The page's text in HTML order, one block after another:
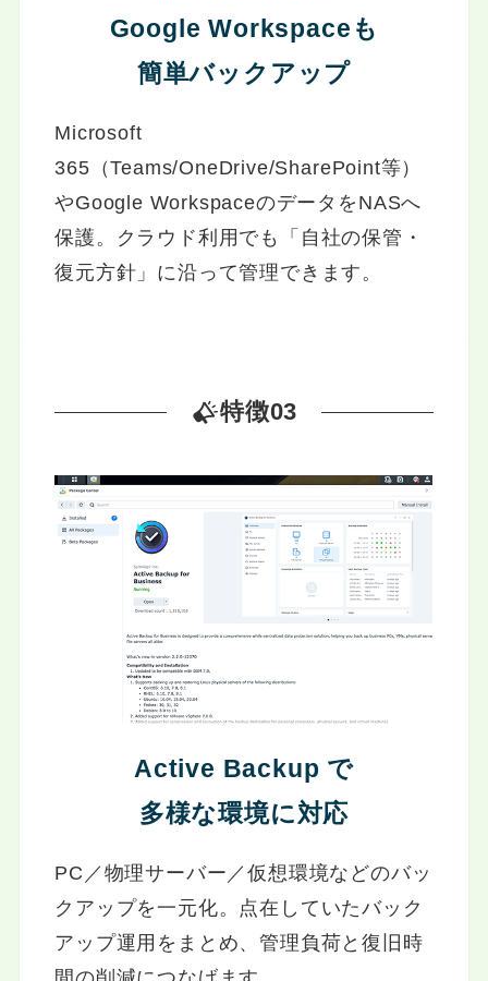
Google Workspaceも
簡単バックアップ
Microsoft
365（Teams/OneDrive/SharePoint等）
やGoogle WorkspaceのデータをNASへ
保護。クラウド利用でも「自社の保管・
復元方針」に沿って管理できます。
特徴03
Active Backup で
多様な環境に対応
PC／物理サーバー／仮想環境などのバッ
クアップを一元化。点在していたバック
アップ運用をまとめ、管理負荷と復旧時